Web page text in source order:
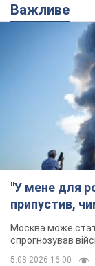
Важливе
"У мене для
припустив,
Москва може
спрогнозував
5.08.2026 16:00